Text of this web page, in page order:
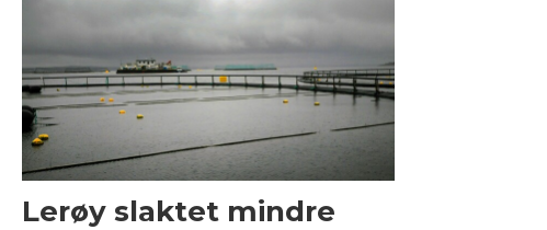
Lerøy slaktet mindre